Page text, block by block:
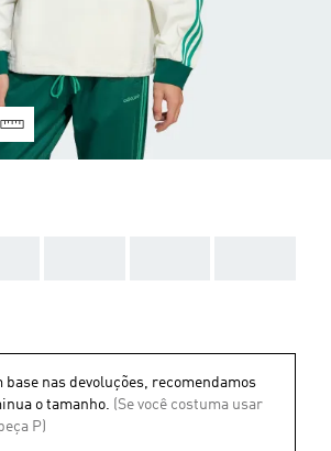
base nas devoluções, recomendamos
o tamanho. (Se você costuma usar
P)